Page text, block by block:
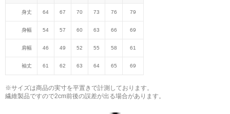
身丈 64 67 70 73 76 79
身幅 54 57 60 63 66 69
肩幅 46 49 52 55 58 61
袖丈 61 62 63 64 65 69
※サイズは商品の実寸を平置きで計測しております。
繊維製品ですので2cm前後の誤差が出る場合があります。